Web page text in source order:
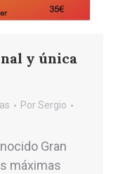
y única
PorSergio
Gran
máximas